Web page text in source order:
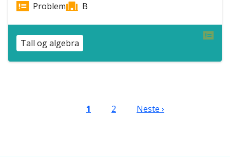
Problem
B
Tall og algebra
SiderNåværende side
1 Side
2 Neste side
Neste ›